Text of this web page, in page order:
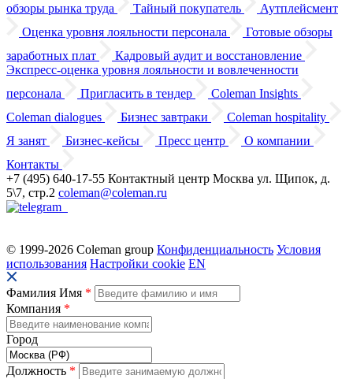
обзоры рынка труда Тайный покупатель
Аутплейсмент
Оценка уровня лояльности персонала
Готовые обзоры
заработных плат
Кадровый аудит и восстановление
Экспресс-оценка уровня лояльности и вовлеченности
персонала
Пригласить в тендер
Coleman Insights
Coleman dialogues
Бизнес завтраки
Coleman hospitality
Я занят
Бизнес-кейсы Пресс центр
О компании
Контакты
+7 (495) 640-17-55 Контактный центр Москва ул. Щипок, д.
5\7, стр.2 coleman@coleman.ru
© 1999-2026 Coleman group Конфиденциальность Условия
использования Настройки cookie EN
Фамилия Имя *
Компания *
Город
Должность *